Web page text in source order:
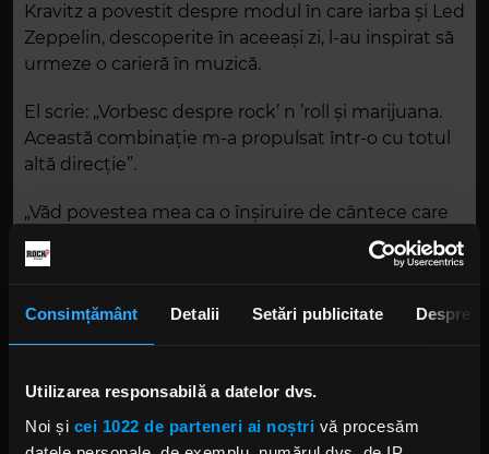
Consimțământ Detalii Setări publicitate Despre
Utilizarea responsabilă a datelor dvs.
Noi și cei 1022 de parteneri ai noștri vă procesăm
Kravitz a povestit despre modul în care iarba și Led
Zeppelin, descoperite în aceeași zi, l-au inspirat să
urmeze o carieră în muzică.
El scrie: „Vorbesc despre rock’ n ’roll și marijuana.
Această combinație m-a propulsat într-o cu totul
altă direcție”.
„Văd povestea mea ca o înșiruire de cântece care
au o legătură magică. Nu am înțeles niciodată
acea conexiune până nu m-am așezat să scriu.